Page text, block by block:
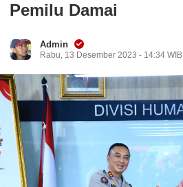
Pemilu Damai
Admin
Rabu, 13 Desember 2023 - 14:34 WIB